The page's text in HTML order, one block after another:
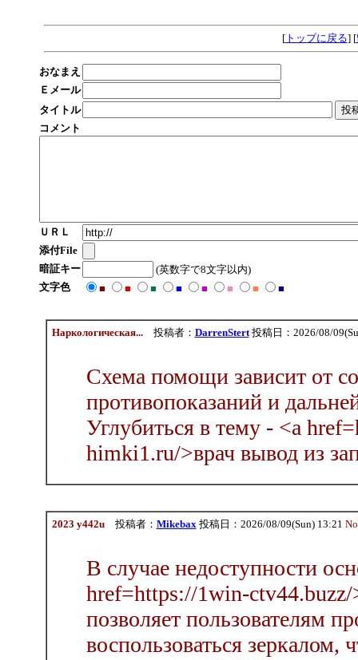
[トップに戻る] [
おなまえ
Ｅメール
タイトル
コメント
ＵＲＬ
添付File
暗証キー
(英数字で8文字以内)
文字色
■ ■ ■ ■ ■ ■ ■ ■
Наркологическая...投稿者： DarrenStert投稿日：2026/08/
Схема помощи зависит от
противопоказаний и
Углубиться в тему - <a
himki1.ru/>врач вывод из
2023 y442u投稿者： Mikebax 投稿日：2026/08/09(Sun) 13:21
В случае недоступности
href=https://1win-
позволяет пользователям
воспользоваться зеркалом,